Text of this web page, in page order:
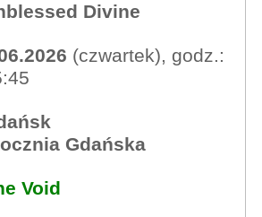
Divine
(czwartek), godz.:
Gdańska
Void